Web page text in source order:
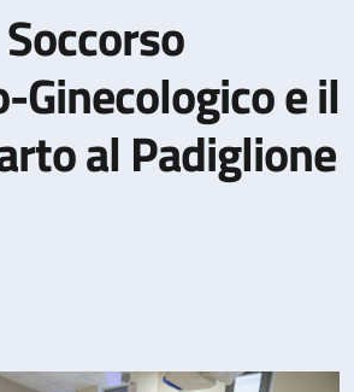
Ginecologico e il
al Padiglione